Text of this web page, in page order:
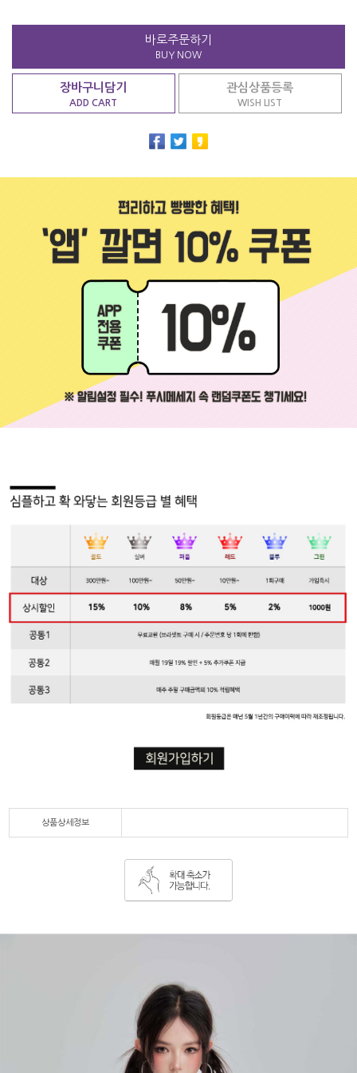
바로주문하기
BUY NOW
장바구니담기
ADD CART
관심상품등록
WISH LIST
상품상세정보